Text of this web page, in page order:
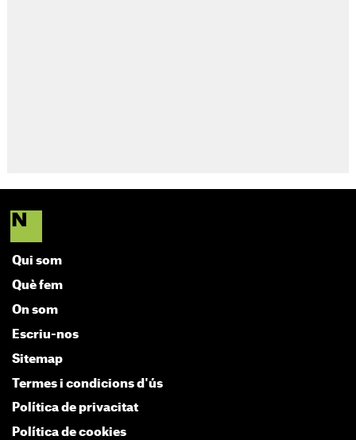
Qui som
Què fem
On som
Escriu-nos
Sitemap
Termes i condicions d'ús
Política de privacitat
Política de cookies